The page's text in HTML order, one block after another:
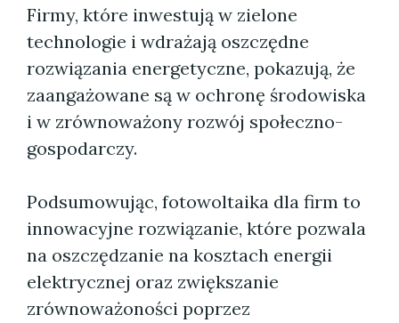
Firmy, które inwestują w zielone
technologie i wdrażają oszczędne
rozwiązania energetyczne, pokazują, że
zaangażowane są w ochronę środowiska
i w zrównoważony rozwój społeczno-
gospodarczy.
Podsumowując, fotowoltaika dla firm to
innowacyjne rozwiązanie, które pozwala
na oszczędzanie na kosztach energii
elektrycznej oraz zwiększanie
zrównoważoności poprzez